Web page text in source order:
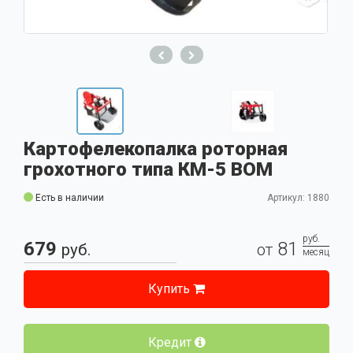
Картофелекопалка роторная
грохотного типа КМ-5 ВОМ
Есть в наличии Артикул: 1880
679 руб. от 81
руб.
месяц
Купить
Кредит